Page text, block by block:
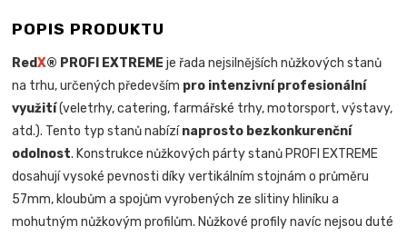
POPIS PRODUKTU
RedX® PROFI EXTREME je řada nejsilnějších nůžkových stanů
na trhu, určených především pro intenzivní profesionální
využití(veletrhy, catering, farmářské trhy, motorsport, výstavy,
atd.). Tento typ stanů nabízínaprosto bezkonkurenční
odolnost. Konstrukce nůžkových párty stanů PROFI EXTREME
dosahují vysoké pevnosti díky vertikálním stojnám o průměru
57mm, kloubům a spojům vyrobených ze slitiny hliníku a
mohutným nůžkovým profilům. Nůžkové profily navíc nejsou duté